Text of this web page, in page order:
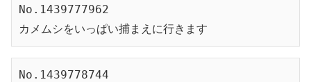
No.1439777962
カメムシをいっぱい捕まえに行きます
No.1439778744